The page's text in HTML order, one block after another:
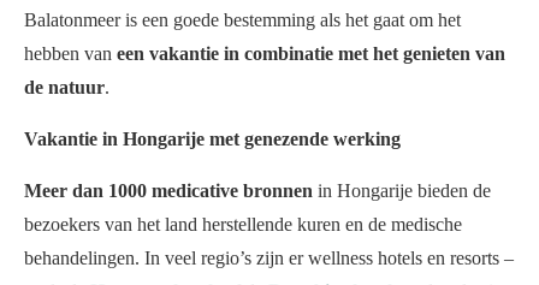
Balatonmeer is een goede bestemming als het gaat om het
hebben van een vakantie in combinatie met het genieten van
de natuur.
Vakantie in Hongarije met genezende werking
Meer dan 1000 medicative bronnen in Hongarije bieden de
bezoekers van het land herstellende kuren en de medische
behandelingen. In veel regio’s zijn er wellness hotels en resorts –